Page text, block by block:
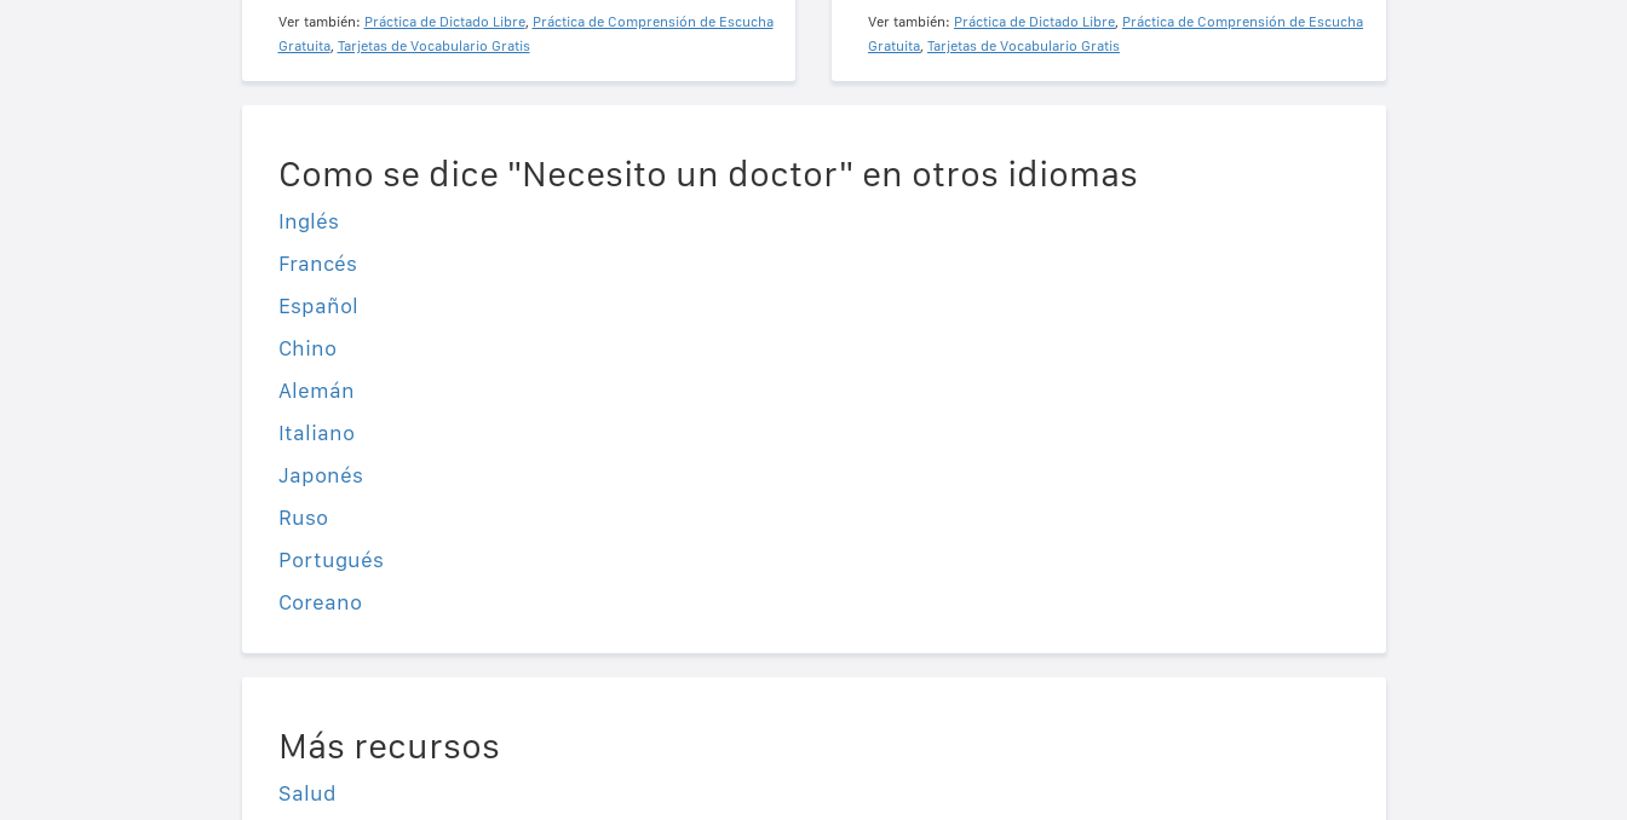
Ver también: Práctica de Dictado Libre, Práctica de Comprensión de Escucha
Gratuita, Tarjetas de Vocabulario Gratis
Ver también: Práctica de Dictado Libre, Práctica de Comprensión de Escucha
Gratuita, Tarjetas de Vocabulario Gratis
Como se dice "Necesito un doctor" en otros idiomas
Inglés
Francés
Español
Chino
Alemán
Italiano
Japonés
Ruso
Portugués
Coreano
Más recursos
Salud